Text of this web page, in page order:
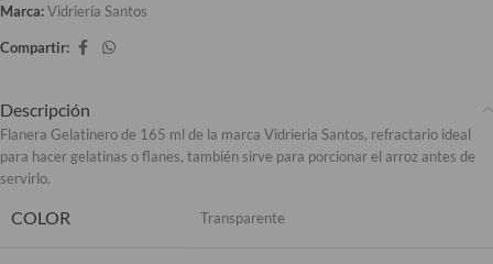
Marca:Vidriería Santos
Compartir:
Descripción
Flanera Gelatinero de 165 ml de la marca Vidrieria Santos, refractario ideal
para hacer gelatinas o flanes, también sirve para porcionar el arroz antes de
servirlo.
COLOR Transparente